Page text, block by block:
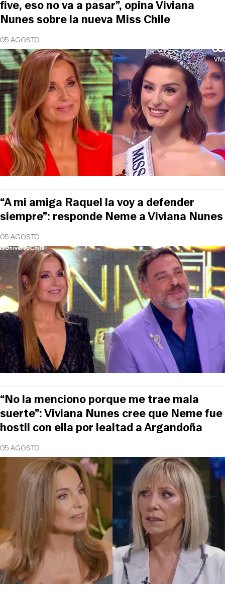
05 AGOSTO
five, eso no va a pasar”, opina Viviana
Nunes sobre la nueva Miss Chile
05 AGOSTO
“A mi amiga Raquel la voy a defender
siempre”: responde Neme a Viviana Nunes
05 AGOSTO
“No la menciono porque me trae mala
suerte”: Viviana Nunes cree que Neme fue
hostil con ella por lealtad a Argandoña